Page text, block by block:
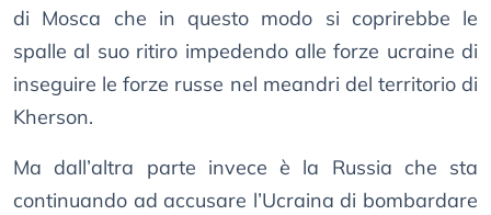
di Mosca che in questo modo si coprirebbe le
spalle al suo ritiro impedendo alle forze ucraine di
inseguire le forze russe nel meandri del territorio di
Kherson.
Ma dall’altra parte invece è la Russia che sta
continuando ad accusare l’Ucraina di bombardare